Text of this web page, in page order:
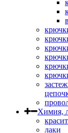
Химия,
лаки